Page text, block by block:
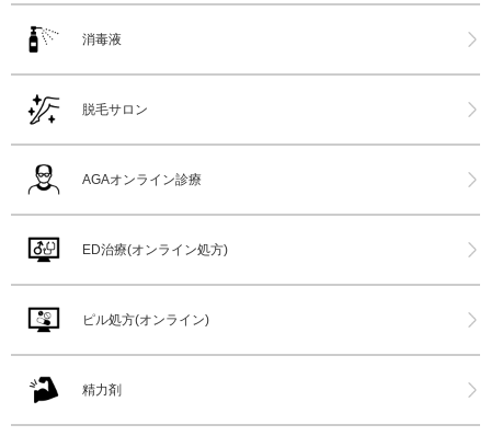
消毒液
脱毛サロン
AGAオンライン診療
ED治療(オンライン処方)
ピル処方(オンライン)
精力剤